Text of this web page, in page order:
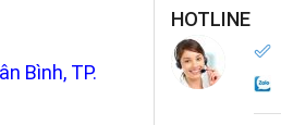
Bình, TP.
HOTLINE